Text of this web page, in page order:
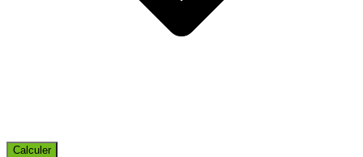
Calculer